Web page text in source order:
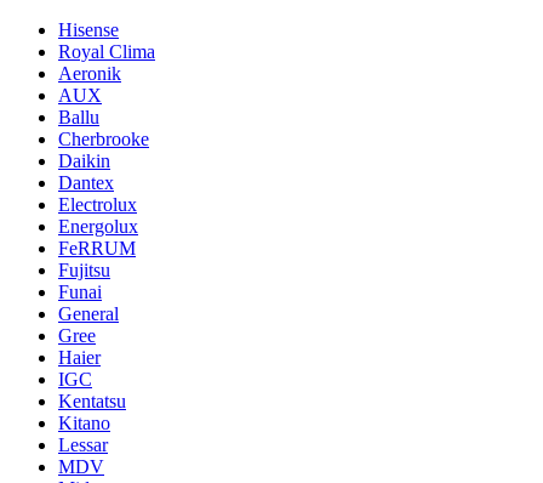
Hisense
Royal Clima
Aeronik
AUX
Ballu
Cherbrooke
Daikin
Dantex
Electrolux
Energolux
FeRRUM
Fujitsu
Funai
General
Gree
Haier
IGC
Kentatsu
Kitano
Lessar
MDV